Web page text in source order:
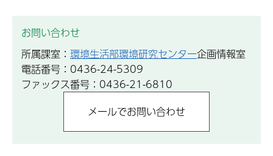
お問い合わせ
所属課室： 環境生活部環境研究センター企画情報室
電話番号：0436-24-5309
ファックス番号：0436-21-6810